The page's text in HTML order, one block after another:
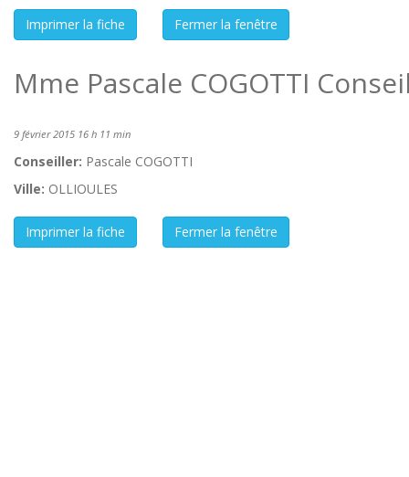
Mme Pascale COGOTTI
9 février 2015 16 h 11 min
Conseiller: Pascale COGOTTI
Ville: OLLIOULES